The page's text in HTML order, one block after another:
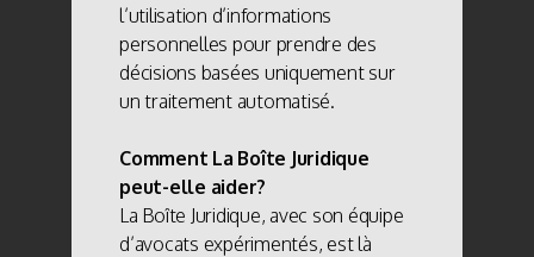
l’utilisation d’informations
personnelles pour prendre des
décisions basées uniquement sur
un traitement automatisé.
Comment La Boîte Juridique
peut-elle aider?
La Boîte Juridique, avec son équipe
d’avocats expérimentés, est là